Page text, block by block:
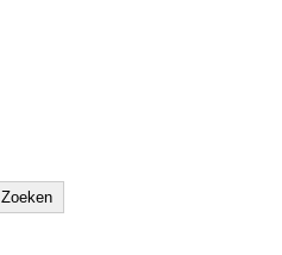
Zoeken